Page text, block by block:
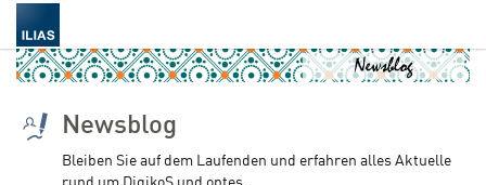
Newsblog
Bleiben Sie auf dem Laufenden und erfahren alles Aktuelle